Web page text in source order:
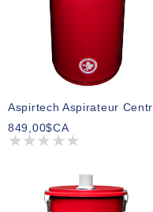
849,00$CA